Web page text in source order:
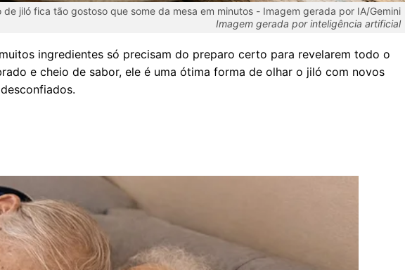
de jiló fica tão gostoso que some da mesa em minutos - Imagem gerada por IA/Gemini
Imagem gerada por inteligência artificial
ingredientes só precisam do preparo certo para revelarem todo o
e cheio de sabor, ele é uma ótima forma de olhar o jiló com novos